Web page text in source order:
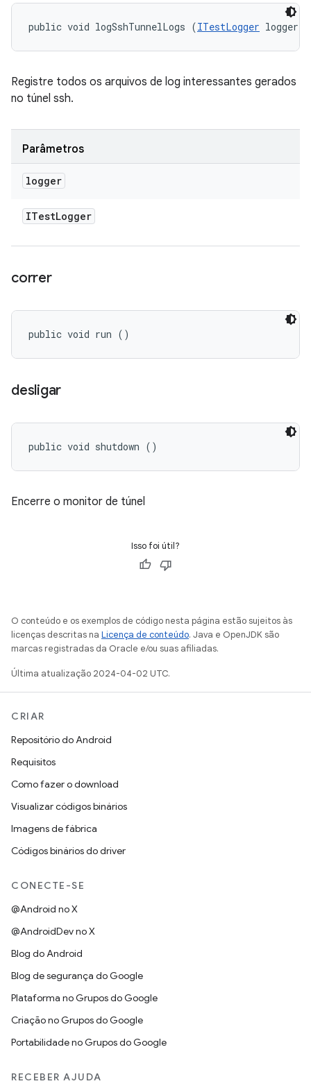
public void logSshTunnelLogs (ITestLogger logger)
Registre todos os arquivos de log interessantes gerados
no túnel ssh.
Parâmetros
logger
ITestLogger
correr
public void run ()
desligar
public void shutdown ()
Encerre o monitor de túnel
Isso foi útil?
O conteúdo e os exemplos de código nesta página estão sujeitos às
licenças descritas na Licença de conteúdo. Java e OpenJDK são
marcas registradas da Oracle e/ou suas afiliadas.
Última atualização 2024-04-02 UTC.
CRIAR
Repositório do Android
Requisitos
Como fazer o download
Visualizar códigos binários
Imagens de fábrica
Códigos binários do driver
CONECTE-SE
@Android no X
@AndroidDev no X
Blog do Android
Blog de segurança do Google
Plataforma no Grupos do Google
Criação no Grupos do Google
Portabilidade no Grupos do Google
RECEBER AJUDA